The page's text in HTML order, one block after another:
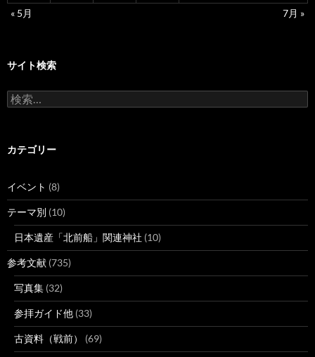
« 5月
7月 »
サイト検索
検
索:
カテゴリー
イベント (8)
テーマ別 (10)
日本遺産「北前船」関連神社 (10)
参考文献 (735)
写真集 (32)
参拝ガイド他 (33)
古資料（戦前） (69)